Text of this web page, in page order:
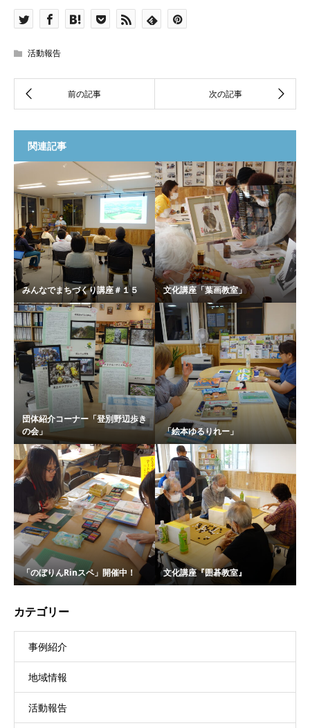
活動報告
関連記事
みんなでまちづくり講座＃１５ 文化講座「葉画教室」
団体紹介コーナー「登別野辺歩き
の会」
「絵本ゆるりれー」
「のぼりんRinスペ」開催中！ 文化講座『囲碁教室』
カテゴリー
事例紹介
地域情報
活動報告